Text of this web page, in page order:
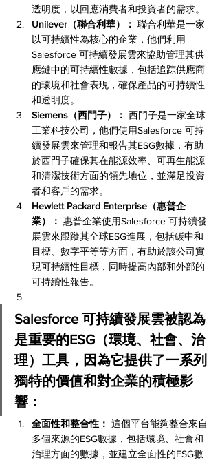
透明度，以回應消費者和投資者的需求。
Unilever（聯合利華）： 聯合利華是一家
以可持續性為核心的企業，他們利用
Salesforce 可持續發展雲來協助管理其供
應鏈中的可持續性數據，包括追踪供應商
的環境和社會表現，確保產品的可持續性
和透明度。
Siemens（西門子）： 西門子是一家全球
工業科技公司，他們使用Salesforce 可持
續發展雲來管理和報告其ESG數據，有助
於西門子確保其在能源效率、可再生能源
和清潔技術方面的領先地位，並滿足投資
者和客戶的需求。
Hewlett Packard Enterprise（惠普企
業）： 惠普企業使用Salesforce 可持續發
展雲來跟蹤其全球ESG進展，包括碳中和
目標、數字平等等方面，有助於該公司實
現可持續性目標，同時提高內部和外部的
可持續性報告。
Salesforce 可持續發展雲被認為
是重要的ESG（環境、社會、治
理）工具，因為它提供了一系列
獨特的價值和對企業的積極影
響：
全面性和整合性： 這個平台能夠整合來自
多個來源的ESG數據，包括環境、社會和
治理方面的數據，並建立全面性的ESG數